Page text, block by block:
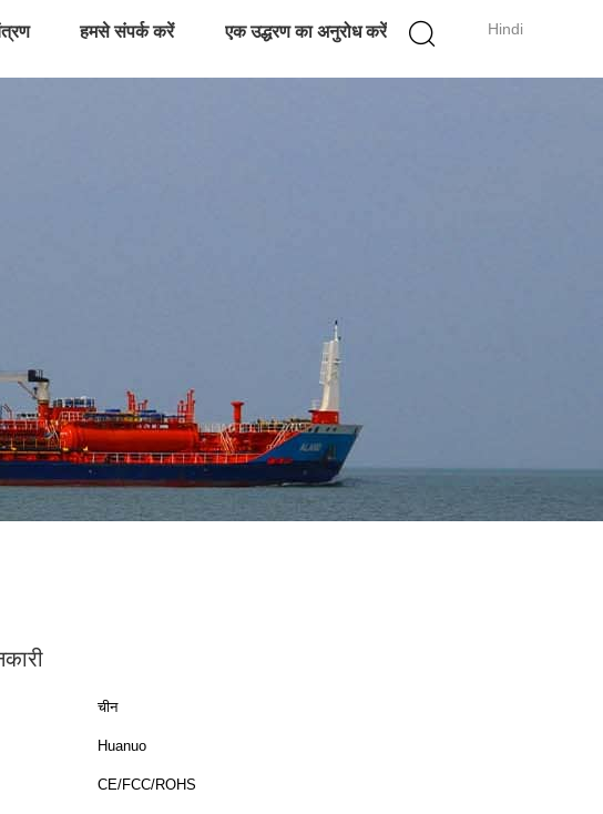
Hindi
हमसे संपर्क करें एक उद्धरण का अनुरोध करें
चीन
Huanuo
CE/FCC/ROHS